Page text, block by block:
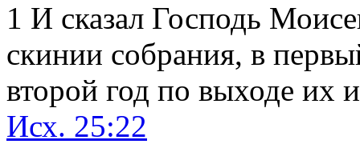
1 И сказал Господь
скинии собрания, в
второй год по выходе их
Исх. 25:22